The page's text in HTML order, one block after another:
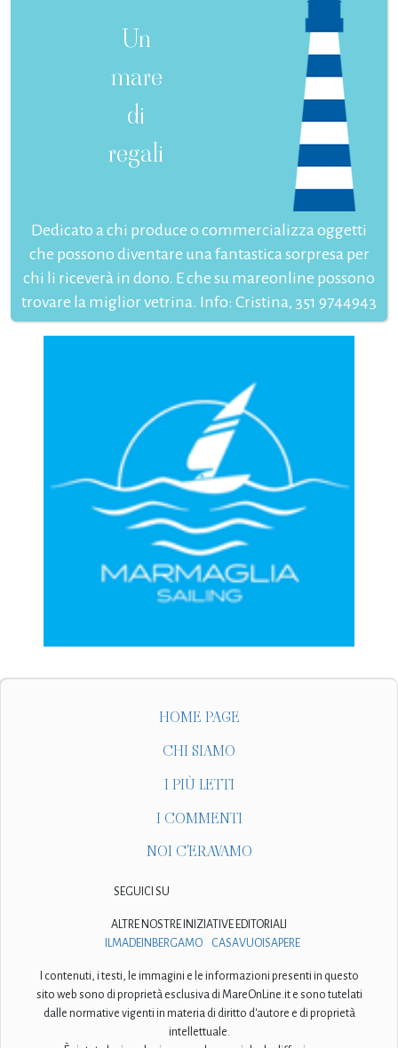
Un
mare
di
regali
Dedicato a chi produce o commercializza oggetti
che possono diventare una fantastica sorpresa per
chi li riceverà in dono. E che su mareonline possono
trovare la miglior vetrina. Info: Cristina, 351 9744943
HOME PAGE
CHI SIAMO
I PIÙ LETTI
I COMMENTI
NOI C'ERAVAMO
SEGUICI SU
ALTRE NOSTRE INIZIATIVE EDITORIALI
ILMADEINBERGAMO
CASAVUOISAPERE
I contenuti, i testi, le immagini e le informazioni presenti in questo
sito web sono di proprietà esclusiva di MareOnLine.it e sono tutelati
dalle normative vigenti in materia di diritto d'autore e di proprietà
intellettuale.